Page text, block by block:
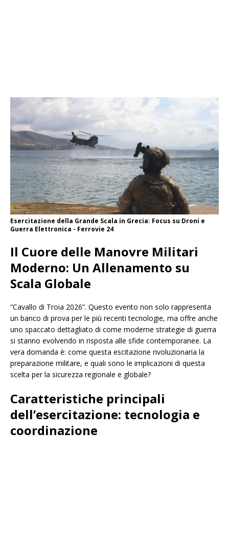
Esercitazione della Grande Scala in Grecia: Focus su Droni e
Guerra Elettronica - Ferrovie 24
Il Cuore delle Manovre Militari
Moderno: Un Allenamento su
Scala Globale
“Cavallo di Troia 2026”. Questo evento non solo rappresenta
un banco di prova per le più recenti tecnologie, ma offre anche
uno spaccato dettagliato di come moderne strategie di guerra
si stanno evolvendo in risposta alle sfide contemporanee. La
vera domanda è: come questa escitazione rivoluzionaria la
preparazione militare, e quali sono le implicazioni di questa
scelta per la sicurezza regionale e globale?
Caratteristiche principali
dell’esercitazione: tecnologia e
coordinazione